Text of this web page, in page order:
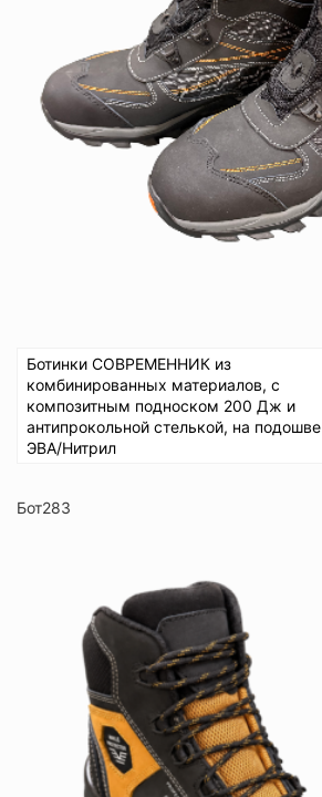
Ботинки СОВРЕМЕННИК из
комбинированных материалов, с
композитным подноском 200 Дж и
антипрокольной стелькой, на подошве
ЭВА/Нитрил
Бот283